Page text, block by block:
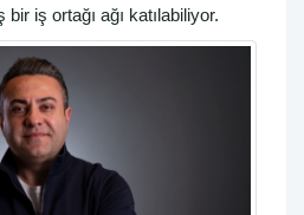
iş ortağı ağı katılabiliyor.